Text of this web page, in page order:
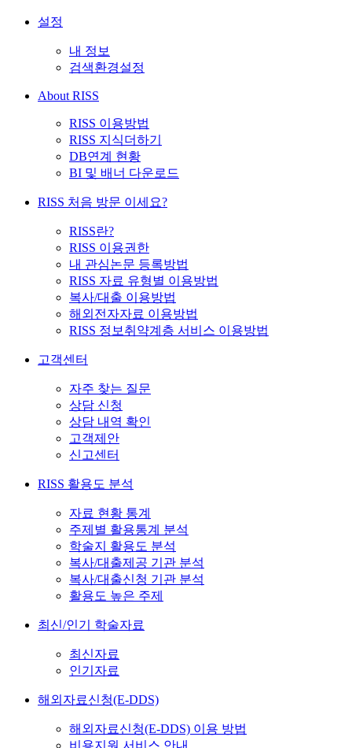
설정
내 정보
검색환경설정
About RISS
RISS 이용방법
RISS 지식더하기
DB연계 현황
BI 및 배너 다운로드
RISS 처음 방문 이세요?
RISS란?
RISS 이용권한
내 관심논문 등록방법
RISS 자료 유형별 이용방법
복사/대출 이용방법
해외전자자료 이용방법
RISS 정보취약계층 서비스 이용방법
고객센터
자주 찾는 질문
상담 신청
상담 내역 확인
고객제안
신고센터
RISS 활용도 분석
자료 현황 통계
주제별 활용통계 분석
학술지 활용도 분석
복사/대출제공 기관 분석
복사/대출신청 기관 분석
활용도 높은 주제
최신/인기 학술자료
최신자료
인기자료
해외자료신청(E-DDS)
해외자료신청(E-DDS) 이용 방법
비용지원 서비스 안내